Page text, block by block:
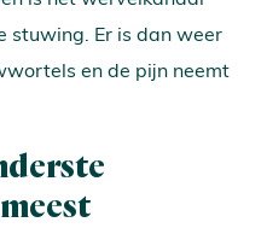
stuwing. Er is dan weer
en de pijn neemt